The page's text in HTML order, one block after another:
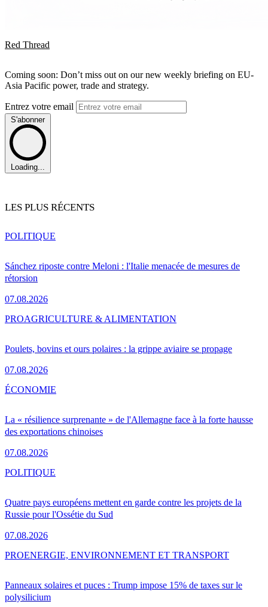
Red Thread
Coming soon: Don’t miss out on our new weekly briefing on EU-
Asia Pacific power, trade and strategy.
Entrez votre email
S'abonner
Loading...
LES PLUS RÉCENTS
Sánchez riposte contre Meloni : l'Italie menacée de mesures de
rétorsion
07.08.2026
POLITIQUE
Poulets, bovins et ours polaires : la grippe aviaire se propage
07.08.2026
PROAGRICULTURE & ALIMENTATION
La « résilience surprenante » de l'Allemagne face à la forte hausse
des exportations chinoises
07.08.2026
ÉCONOMIE
Quatre pays européens mettent en garde contre les projets de la
Russie pour l'Ossétie du Sud
07.08.2026
POLITIQUE
Panneaux solaires et puces : Trump impose 15% de taxes sur le
polysilicium
PROENERGIE, ENVIRONNEMENT ET TRANSPORT